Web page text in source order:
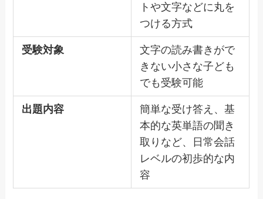
トや文字などに丸を
つける方式
受験対象
文字の読み書きがで
きない小さな子ども
でも受験可能
出題内容
簡単な受け答え、基
本的な英単語の聞き
取りなど、日常会話
レベルの初歩的な内
容